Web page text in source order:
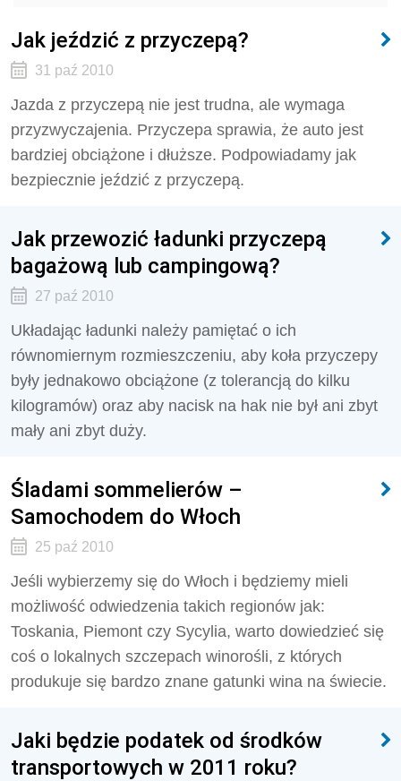
Jak jeździć z przyczepą?
31 paź 2010
Jazda z przyczepą nie jest trudna, ale wymaga
przyzwyczajenia. Przyczepa sprawia, że auto jest
bardziej obciążone i dłuższe. Podpowiadamy jak
bezpiecznie jeździć z przyczepą.
Jak przewozić ładunki przyczepą
bagażową lub campingową?
27 paź 2010
Układając ładunki należy pamiętać o ich
równomiernym rozmieszczeniu, aby koła przyczepy
były jednakowo obciążone (z tolerancją do kilku
kilogramów) oraz aby nacisk na hak nie był ani zbyt
mały ani zbyt duży.
Śladami sommelierów –
Samochodem do Włoch
25 paź 2010
Jeśli wybierzemy się do Włoch i będziemy mieli
możliwość odwiedzenia takich regionów jak:
Toskania, Piemont czy Sycylia, warto dowiedzieć się
coś o lokalnych szczepach winorośli, z których
produkuje się bardzo znane gatunki wina na świecie.
Jaki będzie podatek od środków
transportowych w 2011 roku?